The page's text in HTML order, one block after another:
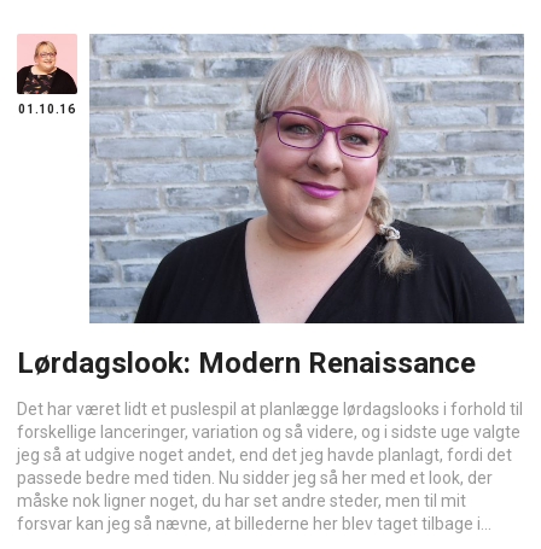
01.10.16
Lørdagslook: Modern Renaissance
Det har været lidt et puslespil at planlægge lørdagslooks i forhold til
forskellige lanceringer, variation og så videre, og i sidste uge valgte
jeg så at udgive noget andet, end det jeg havde planlagt, fordi det
passede bedre med tiden. Nu sidder jeg så her med et look, der
måske nok ligner noget, du har set andre steder, men til mit
forsvar kan jeg så nævne, at billederne her blev taget tilbage i...